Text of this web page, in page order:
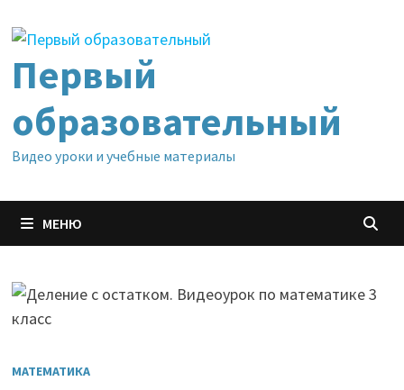
содержимому
Первый
образовательный
Видео уроки и учебные материалы
МЕНЮ
МАТЕМАТИКА